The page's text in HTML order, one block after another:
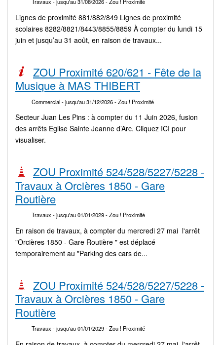
Travaux - jusqu'au 31/08/2026- Zou ! Proximité
Lignes de proximité 881/882/849 Lignes de proximité
scolaires 8282/8821/8443/8855/8859 À compter du lundi 15
juin et jusqu’au 31 août, en raison de travaux...
ZOU Proximité 620/621 - Fête de la
Musique à MAS THIBERT
Commercial- jusqu'au 31/12/2026- Zou ! Proximité
Secteur Juan Les Pins : à compter du 11 Juin 2026, fusion
des arrêts Eglise Sainte Jeanne d’Arc. Cliquez ICI pour
visualiser.
ZOU Proximité 524/528/5227/5228 -
Travaux à Orcières 1850 - Gare
Routière
Travaux - jusqu'au 01/01/2029- Zou ! Proximité
En raison de travaux, à compter du mercredi 27 mai l'arrêt
"Orcières 1850 - Gare Routière " est déplacé
temporairement au "Parking des cars de...
ZOU Proximité 524/528/5227/5228 -
Travaux à Orcières 1850 - Gare
Routière
Travaux - jusqu'au 01/01/2029- Zou ! Proximité